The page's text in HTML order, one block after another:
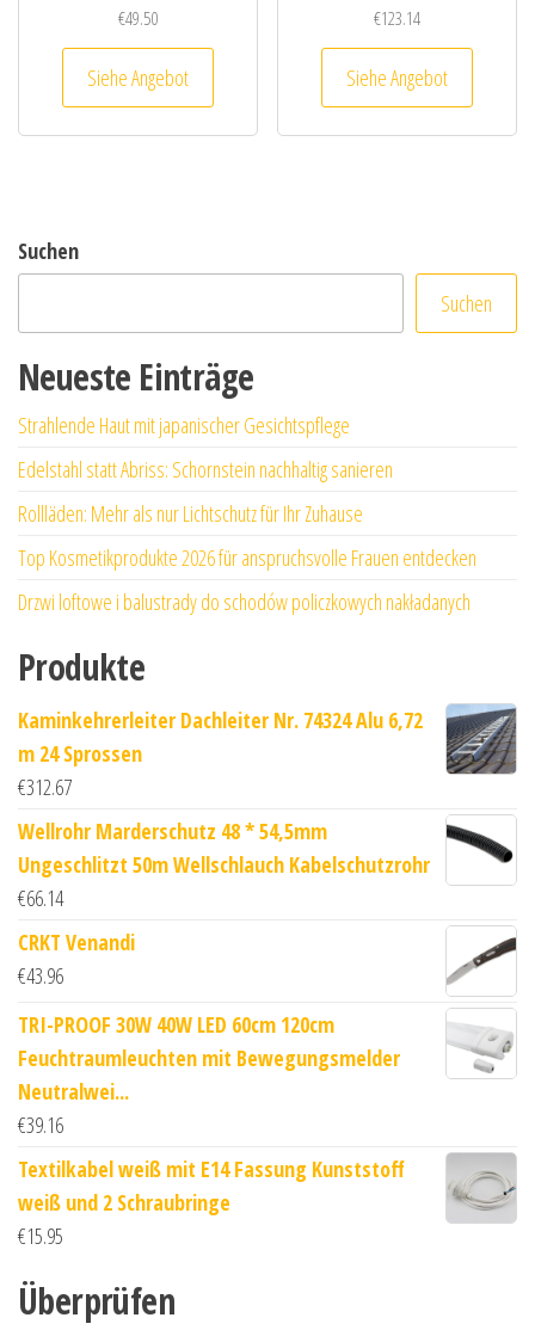
€49.50
Siehe Angebot
€123.14
Siehe Angebot
Suchen
Suchen
Neueste Einträge
Strahlende Haut mit japanischer Gesichtspflege
Edelstahl statt Abriss: Schornstein nachhaltig sanieren
Rollläden: Mehr als nur Lichtschutz für Ihr Zuhause
Top Kosmetikprodukte 2026 für anspruchsvolle Frauen entdecken
Drzwi loftowe i balustrady do schodów policzkowych nakładanych
Produkte
Kaminkehrerleiter Dachleiter Nr. 74324 Alu 6,72
m 24 Sprossen
€312.67
Wellrohr Marderschutz 48 * 54,5mm
Ungeschlitzt 50m Wellschlauch Kabelschutzrohr
€66.14
CRKT Venandi
€43.96
TRI-PROOF 30W 40W LED 60cm 120cm
Feuchtraumleuchten mit Bewegungsmelder
Neutralwei...
€39.16
Textilkabel weiß mit E14 Fassung Kunststoff
weiß und 2 Schraubringe
€15.95
Überprüfen